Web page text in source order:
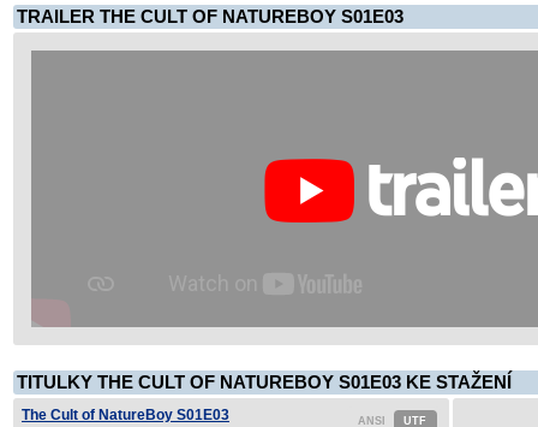
TRAILER THE CULT OF NATUREBOY S01E03
TITULKY THE CULT OF NATUREBOY S01E03 KE STAŽENÍ
The Cult of NatureBoy S01E03